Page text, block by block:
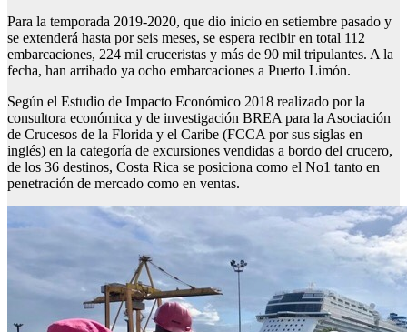
Para la temporada 2019-2020, que dio inicio en setiembre pasado y
se extenderá hasta por seis meses, se espera recibir en total 112
embarcaciones, 224 mil cruceristas y más de 90 mil tripulantes. A la
fecha, han arribado ya ocho embarcaciones a Puerto Limón.
Según el Estudio de Impacto Económico 2018 realizado por la
consultora económica y de investigación BREA para la Asociación
de Crucesos de la Florida y el Caribe (FCCA por sus siglas en
inglés) en la categoría de excursiones vendidas a bordo del crucero,
de los 36 destinos, Costa Rica se posiciona como el No1 tanto en
penetración de mercado como en ventas.